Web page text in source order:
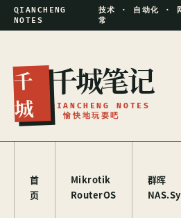
QIANCHENG
NOTES
技术 · 自动化 ·
常
千
城
千城笔记
QIANCHENG NOTES
/ 愉快地玩耍吧
首
页
Mikrotik
RouterOS
群晖